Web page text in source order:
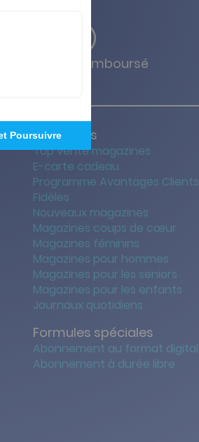
Satisfait ou remboursé
Nos offres
Top vente magazines
E-carte cadeau
Programme Avantages Clients
Fidèles
Nouveaux magazines
Magazines coups de cœur
Magazines féminins
Magazines pour hommes
Magazines pour les seniors
Magazines pour les enfants
Journaux quotidiens
Formules spéciales
Abonnement au format digital
Abonnement à durée libre